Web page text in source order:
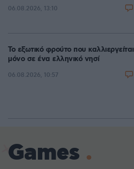
06.08.2026, 13:10
Το εξωτικό φρούτο που καλλιεργείται
μόνο σε ένα ελληνικό νησί
06.08.2026, 10:57
Games